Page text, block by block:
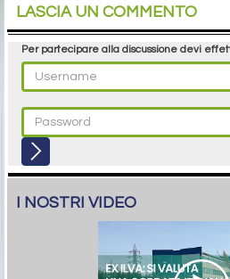
LASCIA UN COMMENTO
Per partecipare alla discussione devi
I NOSTRI VIDEO